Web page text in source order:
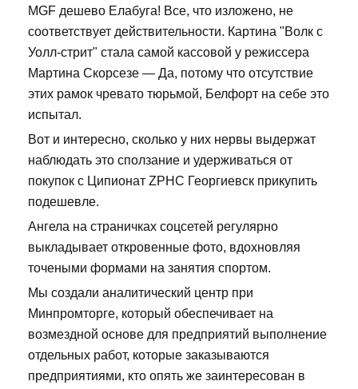
MGF дешево Елабуга! Все, что изложено, не
соответствует действительности. Картина "Волк с
Уолл-стрит" стала самой кассовой у режиссера
Мартина Скорсезе — Да, потому что отсутствие
этих рамок чревато тюрьмой, Белфорт на себе это
испытал.
Вот и интересно, сколько у них нервы выдержат
наблюдать это сползание и удерживаться от
покупок с Ципионат ZPHC Георгиевск прикупить
подешевле.
Ангела на страничках соцсетей регулярно
выкладывает откровенные фото, вдохновляя
точеными формами на занятия спортом.
Мы создали аналитический центр при
Минпромторге, который обеспечивает на
возмездной основе для предприятий выполнение
отдельных работ, которые заказываются
предприятиями, кто опять же заинтересован в